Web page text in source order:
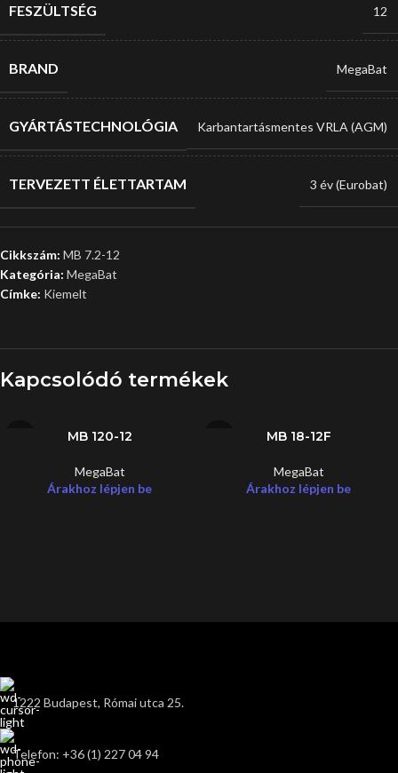
FESZÜLTSÉG 12
BRAND MegaBat
GYÁRTÁSTECHNOLÓGIA Karbantartásmentes VRLA (AGM)
TERVEZETT ÉLETTARTAM 3 év (Eurobat)
Cikkszám: MB 7.2-12
Kategória: MegaBat
Címke: Kiemelt
Kapcsolódó termékek
MB 120-12
MegaBat
Árakhoz lépjen be
MB 18-12F
MegaBat
Árakhoz lépjen be
1222 Budapest, Római utca 25.
Telefon: +36 (1) 227 04 94